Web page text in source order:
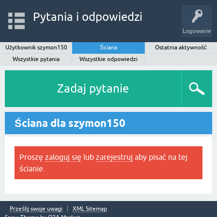
Logowanie
Pytania i odpowiedzi
Użytkownik szymon150 Ściana
Ostatnia aktywność
Wszystkie pytania
Wszystkie odpowiedzi
Zadaj pytanie
Ściana dla szymon150
Proszę zaloguj się lub zarejestruj aby pisać na tej
ścianie.
Prześlij swoje uwagi
XML Sitemap